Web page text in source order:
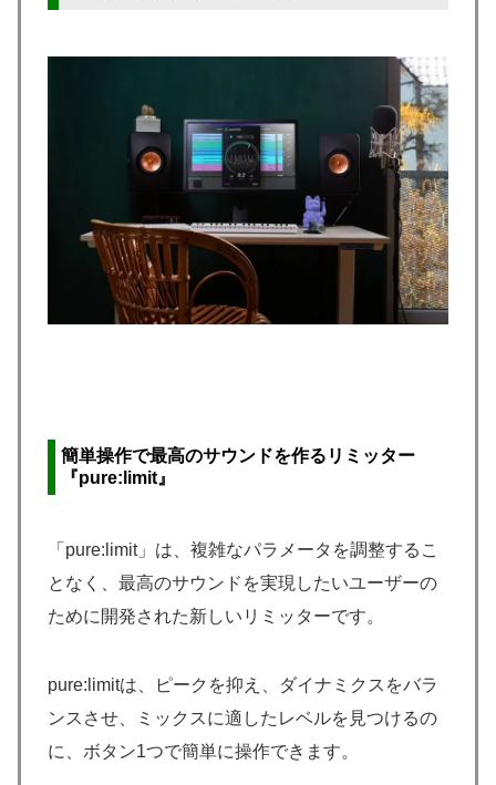
簡単操作で最高のサウンドを作るリミッター
『pure:limit』
「pure:limit」は、複雑なパラメータを調整するこ
となく、最高のサウンドを実現したいユーザーの
ために開発された新しいリミッターです。
pure:limitは、ピークを抑え、ダイナミクスをバラ
ンスさせ、ミックスに適したレベルを見つけるの
に、ボタン1つで簡単に操作できます。